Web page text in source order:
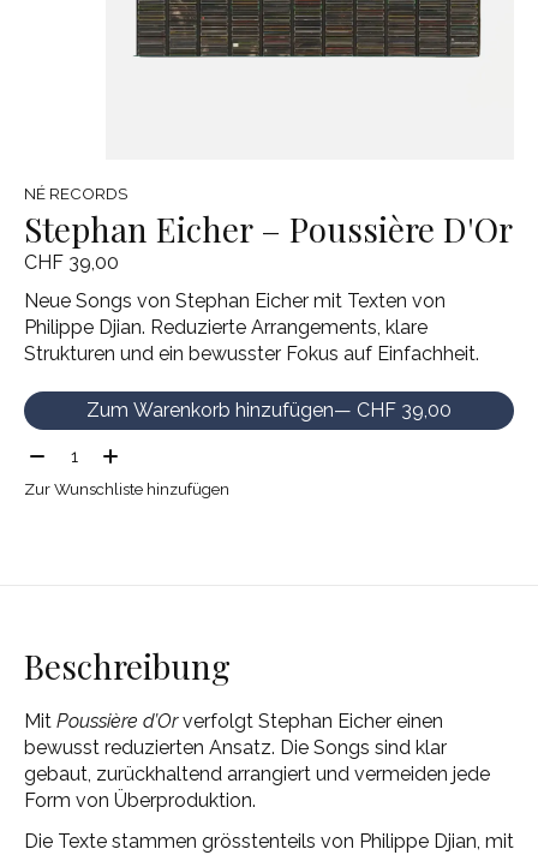
NÉ RECORDS
Stephan Eicher – Poussière D'Or
CHF 39,00
Neue Songs von Stephan Eicher mit Texten von
Philippe Djian. Reduzierte Arrangements, klare
Strukturen und ein bewusster Fokus auf Einfachheit.
Zum Warenkorb hinzufügen
— CHF 39,00
Menge:
Zur Wunschliste hinzufügen
Beschreibung
Mit Poussière d’Orverfolgt Stephan Eicher einen
bewusst reduzierten Ansatz. Die Songs sind klar
gebaut, zurückhaltend arrangiert und vermeiden jede
Form von Überproduktion.
Die Texte stammen grösstenteils von Philippe Djian, mit